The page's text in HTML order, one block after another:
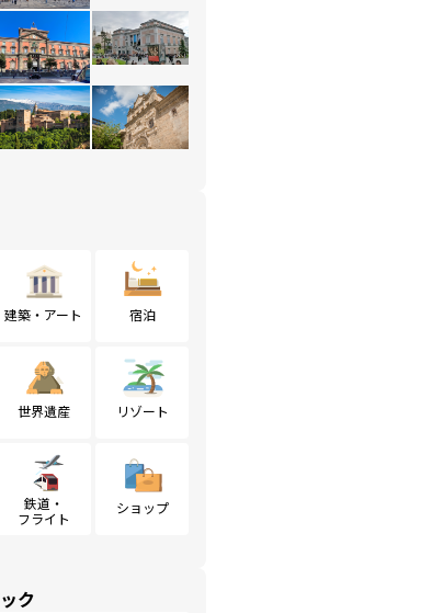
建築・アート 宿泊
世界遺産 リゾート
鉄道・
フライト
ショップ
ク